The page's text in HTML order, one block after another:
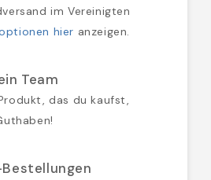
im Vereinigten
hier anzeigen.
Team
das du kaufst,